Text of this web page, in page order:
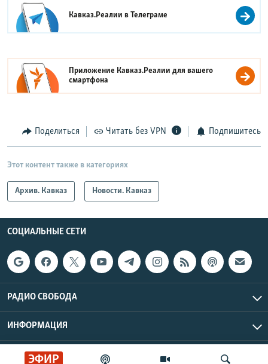
ЭФИР
Кавказ.Реалии вТелеграме
Приложение Кавказ.Реалии для вашего
смартфона
Поделиться Читать без VPN Подпишитесь
Этот контент также в категориях
Архив. Кавказ Новости. Кавказ
СОЦИАЛЬНЫЕ СЕТИ
РАДИО СВОБОДА
ИНФОРМАЦИЯ
Радио Свобода © 2026 RFE/RL, Inc. | Все права защищены.